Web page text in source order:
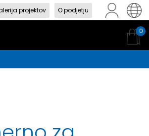
en
projektov O podjetju
0